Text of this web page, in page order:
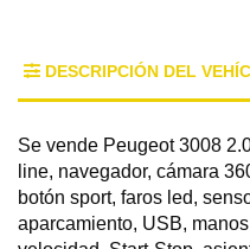
DESCRIPCIÓN DEL
Se vende Peugeot 3008
line, navegador, cámara
botón sport, faros led,
aparcamiento, USB,